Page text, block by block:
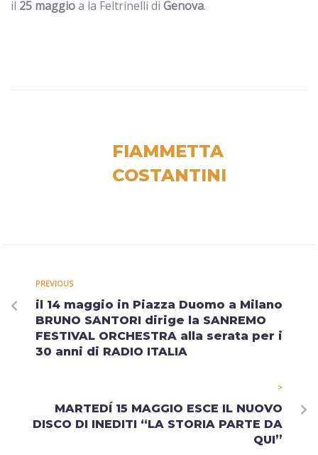
il 25 maggioa la Feltrinelli di Genova.
FIAMMETTA
COSTANTINI
PREVIOUS
il 14 maggio in Piazza Duomo a Milano
BRUNO SANTORI dirige la SANREMO
FESTIVAL ORCHESTRA alla serata per i
30 anni di RADIO ITALIA
>
MARTEDÍ 15 MAGGIO ESCE IL NUOVO
DISCO DI INEDITI “LA STORIA PARTE DA
QUI”